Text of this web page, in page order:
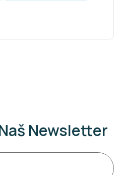
Newsletter